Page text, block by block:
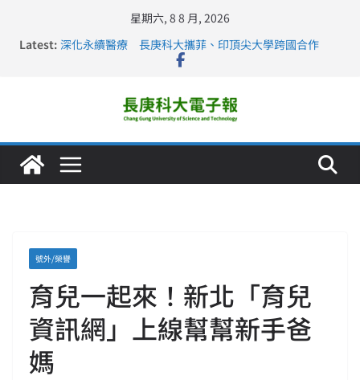
星期六, 8 8 月, 2026
Latest: 深化永續醫療 長庚科大攜菲、印頂尖大學跨國合作
長庚科大訪凱瑟醫療集團、美容學校收穫豐
仁德醫專與長庚科大締結策略聯盟 培育護理尖兵
長庚科大連四年穩居《遠見》醫學大學第5名 辦學實力再
號外/榮譽
育兒一起來！新北「育兒
資訊網」上線幫幫新手爸
媽